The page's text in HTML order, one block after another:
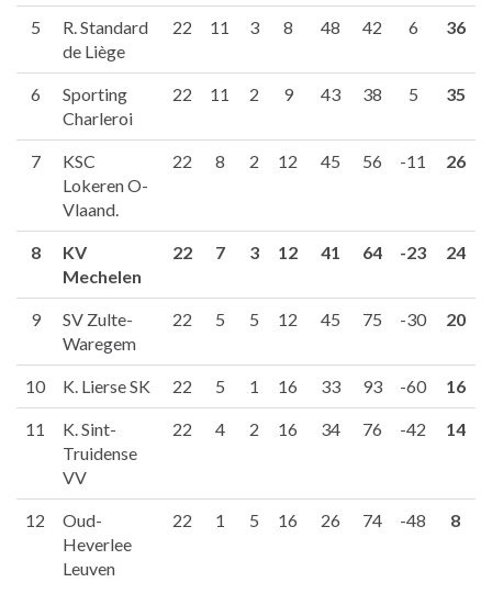
5
R. Standard
de Liège
22 11 3 8 48 42 6 36
6
Sporting
Charleroi
22 11 2 9 43 38 5 35
7
KSC
Lokeren O-
Vlaand.
22 8 2 12 45 56 -11 26
8
KV
Mechelen
22 7 3 12 41 64 -23 24
9
SV Zulte-
Waregem
22 5 5 12 45 75 -30 20
10 K. Lierse SK 22 5 1 16 33 93 -60 16
11
K. Sint-
Truidense
VV
22 4 2 16 34 76 -42 14
12
Oud-
Heverlee
Leuven
22 1 5 16 26 74 -48 8